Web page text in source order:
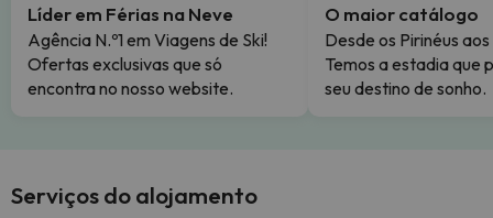
Líder em Férias na Neve
Agência N.º1 em Viagens de Ski!
Ofertas exclusivas que só
encontra no nosso website.
O maior catálogo
Desde os Pirinéus
Temos a estadia que
seu destino de sonho.
Serviços do alojamento